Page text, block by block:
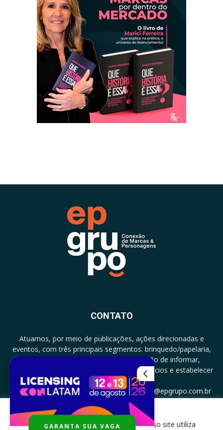
CONTATO
Atuamos, por meio de publicações, ações direcionadas e
eventos, com três principais segmentos: brinquedo/papelaria,
licenciamento e zero a três com a missão de informar,
documentar, proporcionar encontro de negócios e estabelecer
parcerias.
CONTATO: +5511994513097 - atendimento@epgrupo.com.br
Para melhor experiência e navegação, nosso site utiliza
GARANTA SUA VAGA